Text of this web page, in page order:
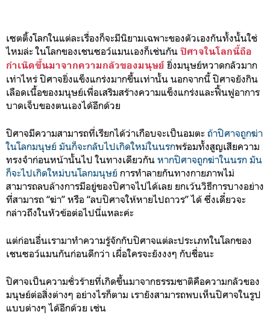
เซตติ้งโลกในแต่ละเรื่องก็จะมีนิยามเฉพาะของตัวเองกันทั้งนั้นใช่
ไหมล่ะ ในโลกของเชนซอว์แมนเองก็เช่นกัน ปิศาจในโลกนี้ถือ
กำเนิดขึ้นมาจากความกลัวของมนุษย์ ยิ่งมนุษย์หวาดกลัวมาก
เท่าไหร่ ปิศาจยิ่งแข็งแกร่งมากขึ้นเท่านั้น นอกจากนี้ ปิศาจยังกิน
เลือดเนื้อของมนุษย์เพื่อเสริมสร้างความแข็งแกร่งและฟื้นฟูอาการ
บาดเจ็บของตนเองได้อีกด้วย
ปิศาจมีความสามารถที่เรียกได้ว่าเกือบจะเป็นอมตะ ถ้าปิศาจถูกฆ่า
ในโลกมนุษย์ มันก็จะกลับไปเกิดใหม่ในนรกพร้อมทั้งสูญเสียความ
ทรงจำก่อนหน้านั้นไป ในทางเดียวกัน หากปิศาจถูกฆ่าในนรก มัน
ก็จะไปเกิดใหม่บนโลกมนุษย์ การทำลายกันทางกายภาพไม่
สามารถลบล้างการมีอยู่ของปิศาจไปได้เลย ยกเว้นวิธีการบางอย่าง
ที่สามารถ “ฆ่า” หรือ “ลบปิศาจให้หายไปถาวร” ได้ ซึ่งเดี๋ยวจะ
กล่าวถึงในหัวข้อต่อไปนี่แหละค่ะ
แต่ก่อนอื่นเรามาทำความรู้จักกับปิศาจแต่ละประเภทในโลกของ
เชนซอว์แมนกันก่อนดีกว่า เผื่อใครจะยังงงๆ กับชื่อนะ
ปิศาจเป็นความชั่วร้ายที่เกิดขึ้นมาจากธรรมชาติคือความกลัวของ
มนุษย์ต่อสิ่งต่างๆ อย่างไรก็ตาม เรายังสามารถพบเห็นปิศาจในรูป
แบบต่างๆ ได้อีกด้วย เช่น